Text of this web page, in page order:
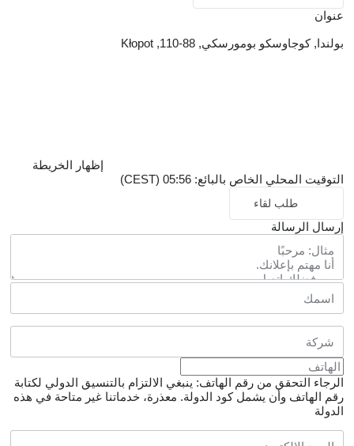
عنوان
بولندا, كوجاوسكو بومورسكي, 88-110, Kłopot
إظهار الخريطة
التوقيت المحلي الخاص بالبائع: 05:56 (CEST)
طلب لقاء
إرسال الرسالة
الرجاء التحقق من رقم الهاتف: ينبغي الالتزام بالتنسيق الدولي لكتابة
رقم الهاتف وأن يشمل كود الدولة. معذرة، خدماتنا غير متاحة في هذه
الدولة